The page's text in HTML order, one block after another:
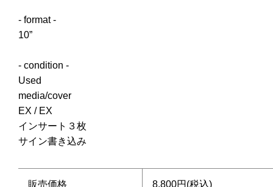
- format -
10”
- condition -
Used
media/cover
EX / EX
インサート３枚
サイン書き込み
販売価格 8,800円(税込)